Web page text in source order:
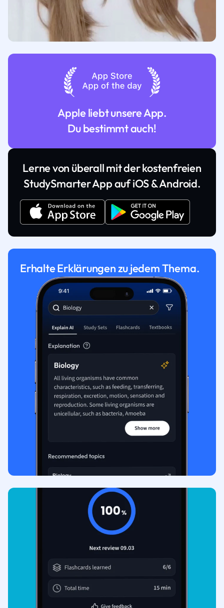
Apple liebt unsere App.
Du bestimmt auch!
Lerne von überall mit der kostenfreien
StudySmarter App auf iOS & Android.
Erhalte Erklärungen zu jedem Thema.